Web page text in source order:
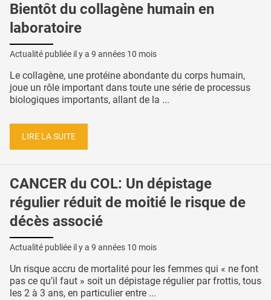
Bientôt du collagène humain en
laboratoire
Actualité publiée il y a 9 années 10 mois
Le collagène, une protéine abondante du corps humain,
joue un rôle important dans toute une série de processus
biologiques importants, allant de la ...
LIRE LA SUITE
CANCER du COL: Un dépistage
régulier réduit de moitié le risque de
décès associé
Actualité publiée il y a 9 années 10 mois
Un risque accru de mortalité pour les femmes qui « ne font
pas ce qu’il faut » soit un dépistage régulier par frottis, tous
les 2 à 3 ans, en particulier entre ...